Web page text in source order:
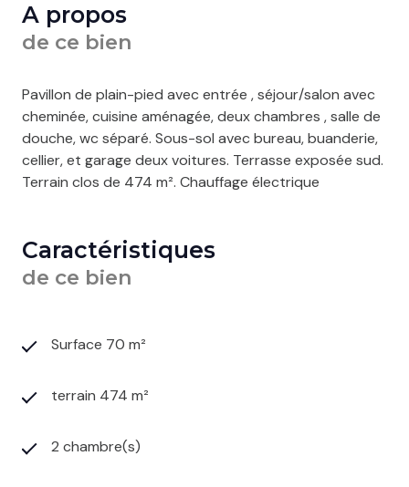
A propos
de ce bien
Pavillon de plain-pied avec entrée , séjour/salon avec
cheminée, cuisine aménagée, deux chambres , salle de
douche, wc séparé. Sous-sol avec bureau, buanderie,
cellier, et garage deux voitures. Terrasse exposée sud.
Terrain clos de 474 m². Chauffage électrique
Caractéristiques
de ce bien
Surface 70 m²
terrain 474 m²
2 chambre(s)